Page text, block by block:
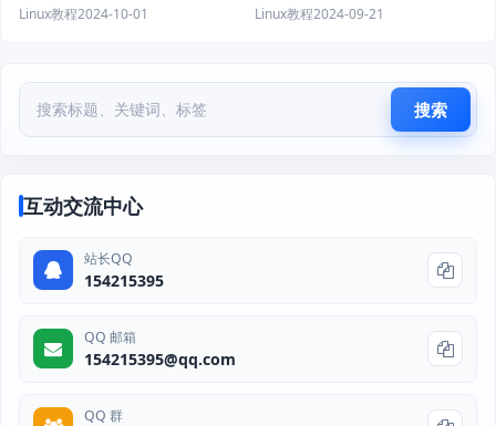
Linux教程2024-10-01 Linux教程2024-09-21
搜索
互动交流中心
站长QQ
154215395
QQ 邮箱
154215395@qq.com
QQ 群